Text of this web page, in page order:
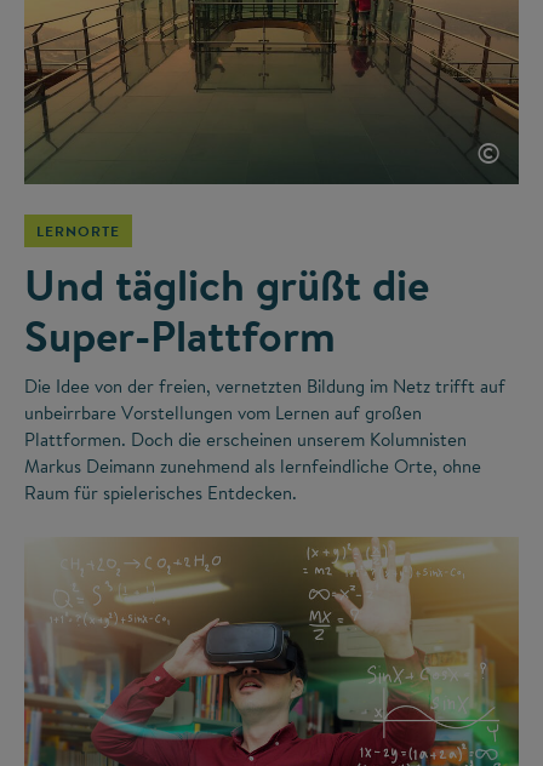
©
LERNORTE
Und täglich grüßt die
Super-Plattform
Die Idee von der freien, vernetzten Bildung im Netz trifft auf
unbeirrbare Vorstellungen vom Lernen auf großen
Plattformen. Doch die erscheinen unserem Kolumnisten
Markus Deimann zunehmend als lernfeindliche Orte, ohne
Raum für spielerisches Entdecken.